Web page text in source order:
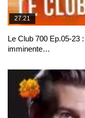
27:21
Le Club 700 Ep.05-23
imminente…